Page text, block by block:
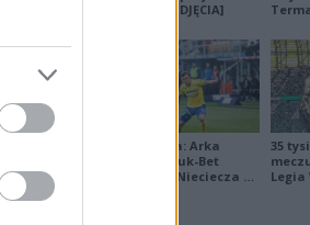
R
1
1
na remis [ZDJĘCIA]
Ekstraklasa: Arka
Gdynia - Bruk-Bet
Termalica Nieciecza 2-
35
Legia